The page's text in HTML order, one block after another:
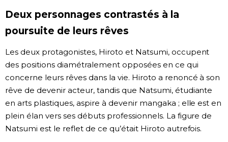
Deux personnages contrastés à la
poursuite de leurs rêves
Les deux protagonistes, Hiroto et Natsumi, occupent
des positions diamétralement opposées en ce qui
concerne leurs rêves dans la vie. Hiroto a renoncé à son
rêve de devenir acteur, tandis que Natsumi, étudiante
en arts plastiques, aspire à devenir mangaka ; elle est en
plein élan vers ses débuts professionnels. La figure de
Natsumi est le reflet de ce qu’était Hiroto autrefois.